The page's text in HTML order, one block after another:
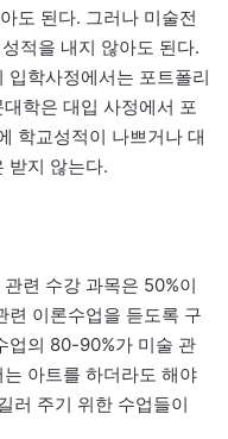
도 된다. 그러나 미술전
적을 내지 않아도 된다.
입학사정에서는 포트폴리
학은 대입 사정에서 포
학교성적이 나쁘거나 대
받지 않는다.
련 수강 과목은 50%이
련 이론수업을 듣도록 구
업의 80-90%가 미술 관
아트를 하더라도 해야
러 주기 위한 수업들이